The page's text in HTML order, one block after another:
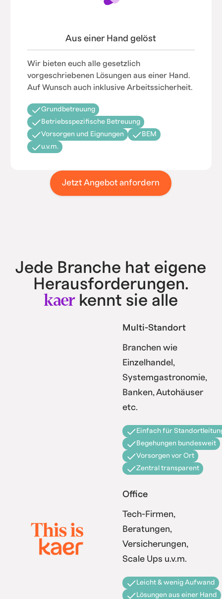
Aus einer Hand gelöst
Wir bieten euch alle gesetzlich
vorgeschriebenen Lösungen aus einer Hand.
Auf Wunsch auch inklusive Arbeitssicherheit.
Grundbetreuung
Betriebsspezifische Betreuung
Vorsorgen und Eignungen
BEM
u.v.m.
Jetzt Angebot anfordern
Jede Branche hat eigene
Herausforderungen.
kaerkennt sie alle
Multi-Standort
Branchen wie
Einzelhandel,
Systemgastronomie,
Banken, Autohäuser
etc.
Einfach für
Begehungen bundesweit
Vorsorgen vor Ort
Zentral transparent
Office
Tech-Firmen,
Beratungen,
Versicherungen,
Scale Ups u.v.m.
Leicht & wenig Aufwand
Lösungen aus einer Hand